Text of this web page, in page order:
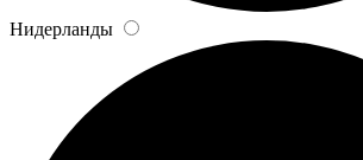
Нидерланды